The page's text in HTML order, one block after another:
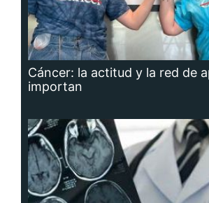
Cáncer: la actitud y la red de
importan